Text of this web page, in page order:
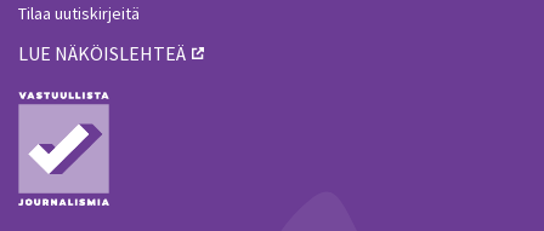
Tilaa uutiskirjeitä
LUE NÄKÖISLEHTEÄ